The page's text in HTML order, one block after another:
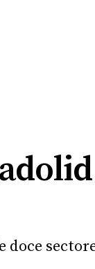
doce